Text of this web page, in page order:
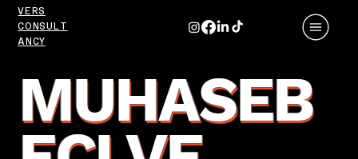
VERS
CONSULT
ANCY
MUHASEB